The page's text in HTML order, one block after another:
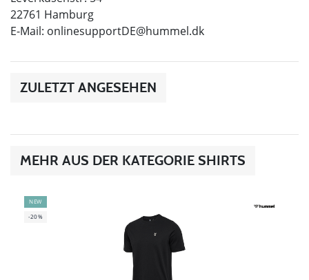
22761 Hamburg
E-Mail: onlinesupportDE@hummel.dk
ZULETZT ANGESEHEN
MEHR AUS DER KATEGORIE SHIRTS
NEW
-20%